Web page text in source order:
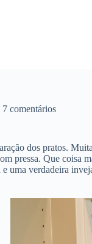
7 comentários
dos pratos.
pressa. Que coisa
uma verdadeira